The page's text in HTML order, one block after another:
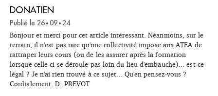
DONATIEN
Publié le 26 • 09 • 24
Bonjour et merci pour cet article intéressant. Néanmoins, sur le
terrain, il n'est pas rare qu'une collectivité impose aux ATEA de
rattraper leurs cours (ou de les assurer après la formation
lorsque celle-ci se déroule pas loin du lieu d'embauche)... est-ce
légal ? Je n'ai rien trouvé à ce sujet... Qu'en pensez-vous ?
Cordialement. D. PREVOT